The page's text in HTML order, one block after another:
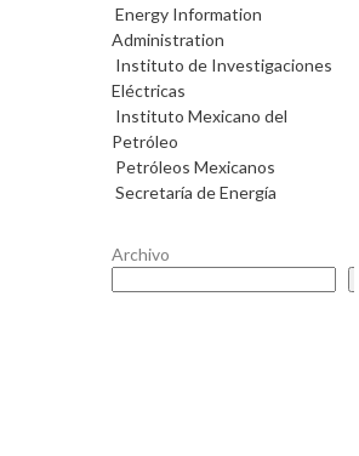
Energy Information
Administration
Instituto de Investigaciones
Eléctricas
Instituto Mexicano del
Petróleo
Petróleos Mexicanos
Secretaría de Energía
Archivo